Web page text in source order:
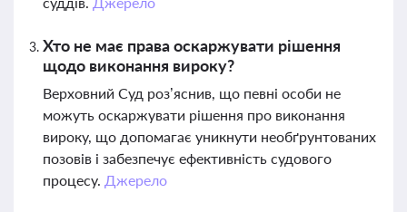
Хто не має права оскаржувати рішення
щодо виконання вироку?
Верховний Суд роз’яснив, що певні особи не
можуть оскаржувати рішення про виконання
вироку, що допомагає уникнути необґрунтованих
позовів і забезпечує ефективність судового
процесу. Джерело